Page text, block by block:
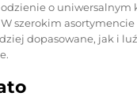
o uniwersalnym
szerokim
dopasowane, jak i